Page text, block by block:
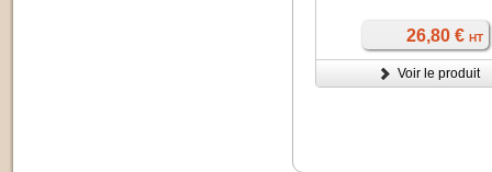
26,80 € HT
Voir le produit